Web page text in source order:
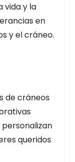
vida y la
en
y el cráneo.
de cráneos
queridos